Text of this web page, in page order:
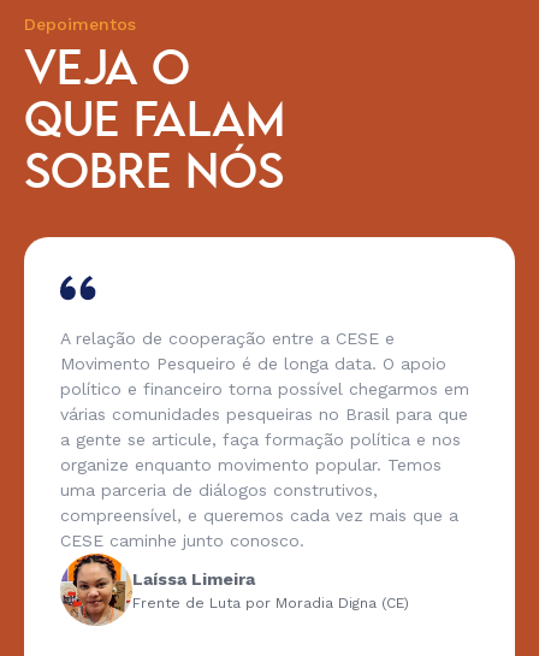
Depoimentos
VEJA O
QUE FALAM
SOBRE NÓS
A relação de cooperação entre a CESE e
Movimento Pesqueiro é de longa data. O apoio
político e financeiro torna possível chegarmos em
várias comunidades pesqueiras no Brasil para que
a gente se articule, faça formação política e nos
organize enquanto movimento popular. Temos
uma parceria de diálogos construtivos,
compreensível, e queremos cada vez mais que a
CESE caminhe junto conosco.
Laíssa Limeira
Frente de Luta por Moradia Digna (CE)